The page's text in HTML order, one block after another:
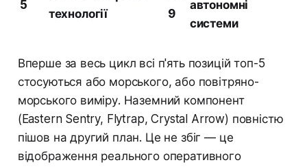
5
технології
9
автономні
системи
Вперше за весь цикл всі п'ять позицій топ-5
стосуються або морського, або повітряно-
морського виміру. Наземний компонент
(Eastern Sentry, Flytrap, Crystal Arrow) повністю
пішов на другий план. Це не збіг — це
відображення реального оперативного